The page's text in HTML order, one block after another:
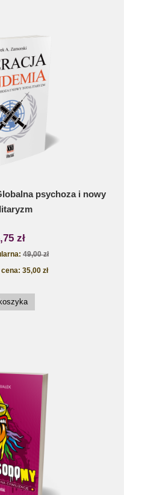
psychoza i nowy
zł
49,00 zł
cena: 35,00 zł